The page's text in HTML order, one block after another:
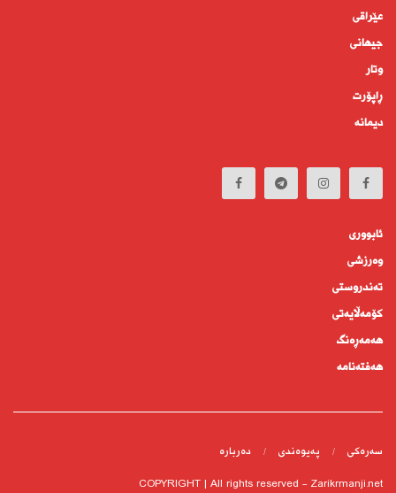
عێراقی
جیهانى
وتار
ڕاپۆرت
دیمانە
ئابوورى
وەرزشی
تەندروستى
كۆمه‌ڵايه‌تى
هەمەڕەنگ
هەفتەنامە
سەرەکی پەیوەندى دەربارە
COPYRIGHT | All rights reserved - Zarikrmanji.net